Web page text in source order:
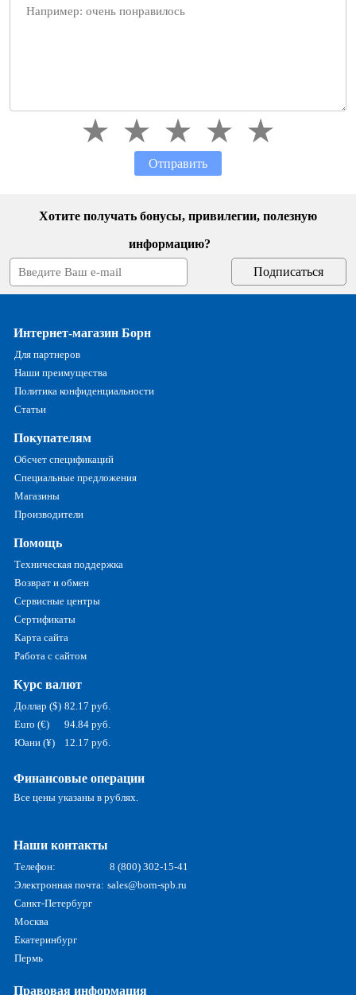
Отправить
Хотите получать бонусы, привилегии, полезную
информацию?
Интернет-магазин Борн
Для партнеров
Наши преимущества
Политика конфиденциальности
Статьи
Покупателям
Обсчет спецификаций
Специальные предложения
Магазины
Производители
Помощь
Техническая поддержка
Возврат и обмен
Сервисные центры
Сертификаты
Карта сайта
Работа с сайтом
Курс валют
Доллар ($) 82.17 руб.
Euro (€)
94.84 руб.
Юани (¥)
12.17 руб.
Финансовые операции
Все цены указаны в рублях.
Наши контакты
Телефон:
8 (800) 302-15-41
Электронная почта: sales@born-spb.ru
Санкт-Петербург
Москва
Екатеринбург
Пермь
Правовая информация